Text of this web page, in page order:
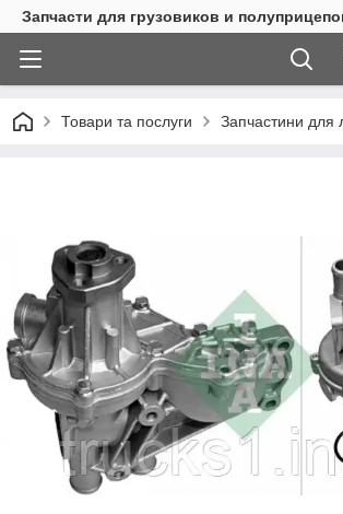
Запчасти для грузовиков и
Товари та послуги Запчастини для